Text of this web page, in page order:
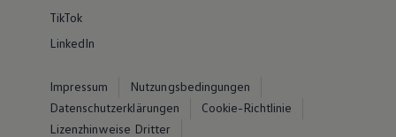
TikTok
LinkedIn
Impressum
Nutzungsbedingungen
Datenschutzerklärungen
Cookie-Richtlinie
Lizenzhinweise Dritter